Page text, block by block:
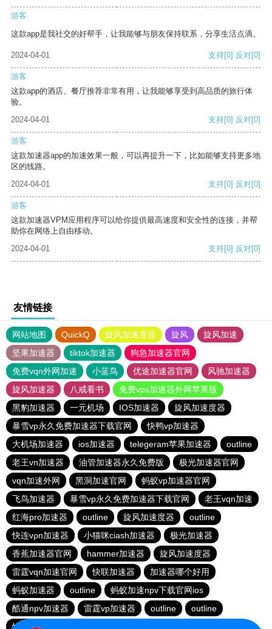
游客
这款app是我社交的好帮手，让我能够与朋友保持联系，分享生活点滴。
2024-04-01 支持[0] 反对[0]
游客
这款app的酒店、餐厅推荐非常有用，让我能够享受到高品质的旅行体
验。
2024-04-01
支持[0] 反对[0]
游客
这款加速器app的加速效果一般，可以再提升一下，比如能够支持更多地
区的线路。
2024-04-01
支持[0] 反对[0]
游客
这款加速器VPM应用程序可以给你提供最高速度和安全性的连接，并帮
助你在网络上自由移动。
2024-04-01
支持[0] 反对[0]
友情链接
网站地图 QuickQ 旋风加速度器 旋风
旋风加速
坚果加速器
tiktok加速器
狗急加速器官网
免费vqn外网加速
小蓝鸟 优途加速器官网
风驰加速器
旋风加速器
八戒看书
免费vps加速器外网苹果版
黑豹加速器
一元机场 IOS加速器
旋风加速度器
暴雪vp永久免费加速器下载官网
快鸭vp加速器
大机场加速器
ios加速器 telegeram苹果加速器
outline
老王vn加速器
油管加速器永久免费版
极光加速器官网
vqn加速外网
黑洞加速官网
蚂蚁vp加速器官网
飞鸟加速器
暴雪vp永久免费加速器下载官网
老王vqn加速
红海pro加速器
outline 旋风加速度器
outline
快连vρn加速器
小猫咪ciash加速器
极光加速器
香蕉加速器官网
hammer加速器
旋风加速度器
雷霆vqn加速官网
快联加速器
加速器哪个好用
蚂蚁加速器
outline
蚂蚁加速npv下载官网ios
酷通npv加速器
雷霆vp加速器 outline
outline
快连加速器app